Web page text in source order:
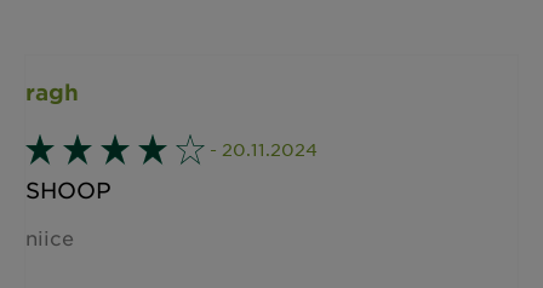
ragh
- 20.11.2024
SHOOP
niice